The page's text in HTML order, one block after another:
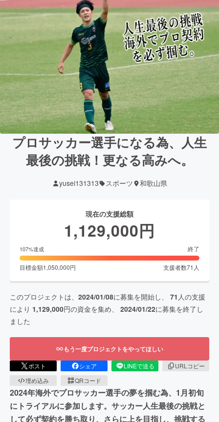
プロサッカー選手になる為、人生
最後の挑戦！更なる高みへ。
yusei131313 スポーツ 和歌山県
現在の支援総額
1,129,000円
107%達成 終了
目標金額1,050,000円 支援者数71 人
このプロジェクトは、 2024/01/08に募集を開始し、 71 人の支援
により 1,129,000円の資金を集め、 2024/01/22に募集を終了し
ました
もう一度プロジェクトをやってほしい
ポスト シェア LINEで送る
URLコピー
埋め込み
QRコード
2024年海外でプロサッカー選手の夢を掴む為、1月初旬
にトライアルに参加します。サッカー人生最後の挑戦と
して必ず契約を勝ち取り、さらに上を目指し、挑戦する